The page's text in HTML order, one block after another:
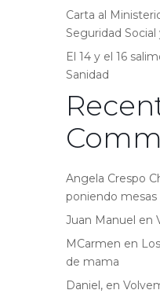
Carta al
Seguridad
El 14 y el 16
Sanidad
Angela Crespo
poniendo
Juan Manuel en
MCarmen en
de mama
Daniel, en